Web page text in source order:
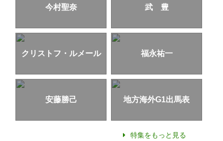
今村聖奈 武 豊
クリストフ・ルメール 福永祐一
安藤勝己 地方海外G1出馬表
特集をもっと見る